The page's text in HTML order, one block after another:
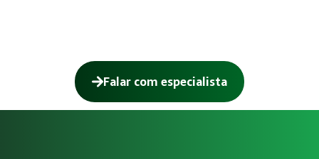
Falar com especialista
Como funciona Gestão de SST para o